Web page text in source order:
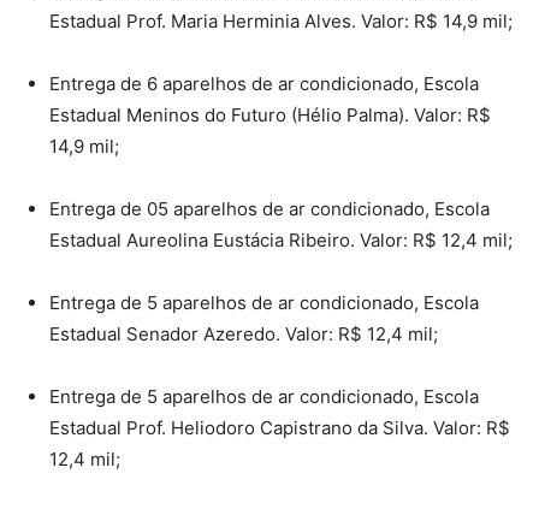
Estadual Prof. Maria Herminia Alves. Valor: R$ 14,9 mil;
Entrega de 6 aparelhos de ar condicionado, Escola
Estadual Meninos do Futuro (Hélio Palma). Valor: R$
14,9 mil;
Entrega de 05 aparelhos de ar condicionado, Escola
Estadual Aureolina Eustácia Ribeiro. Valor: R$ 12,4 mil;
Entrega de 5 aparelhos de ar condicionado, Escola
Estadual Senador Azeredo. Valor: R$ 12,4 mil;
Entrega de 5 aparelhos de ar condicionado, Escola
Estadual Prof. Heliodoro Capistrano da Silva. Valor: R$
12,4 mil;